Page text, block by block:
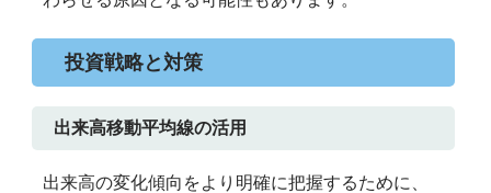
投資戦略と対策
出来高移動平均線の活用
出来高の変化傾向をより明確に把握するために、